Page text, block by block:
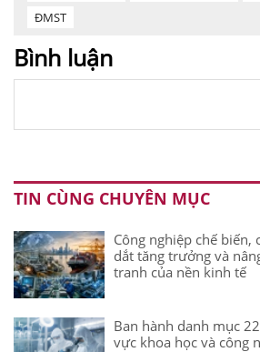
ĐMST
Bình luận
TIN CÙNG CHUYÊN MỤC
Công nghiệp chế
dắt tăng trưởng và
tranh của nền kinh tế
Ban hành danh mục
vực khoa học và công